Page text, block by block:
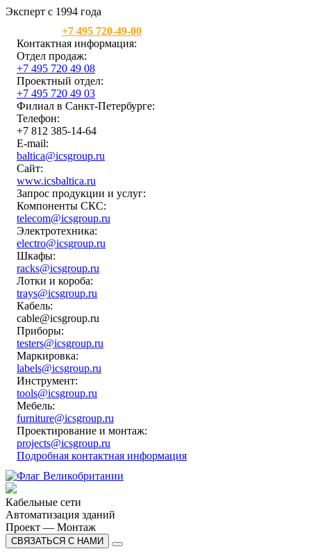
Эксперт с 1994 года
+7 495 720-49-00
Контактная информация:
Отдел продаж:
+7 495 720 49 08
Проектный отдел:
+7 495 720 49 03
Филиал в Санкт-Петербурге:
Телефон:
+7 812 385-14-64
E-mail:
baltica@icsgroup.ru
Сайт:
www.icsbaltica.ru
Запрос продукции и услуг:
Компоненты СКС:
telecom@icsgroup.ru
Электротехника:
electro@icsgroup.ru
Шкафы:
racks@icsgroup.ru
Лотки и короба:
trays@icsgroup.ru
Кабель:
cable@icsgroup.ru
Приборы:
testers@icsgroup.ru
Маркировка:
labels@icsgroup.ru
Инструмент:
tools@icsgroup.ru
Мебель:
furniture@icsgroup.ru
Проектирование и монтаж:
projects@icsgroup.ru
Подробная контактная информация
Кабельные сети
Автоматизация зданий
Проект — Монтаж
СВЯЗАТЬСЯ С НАМИ